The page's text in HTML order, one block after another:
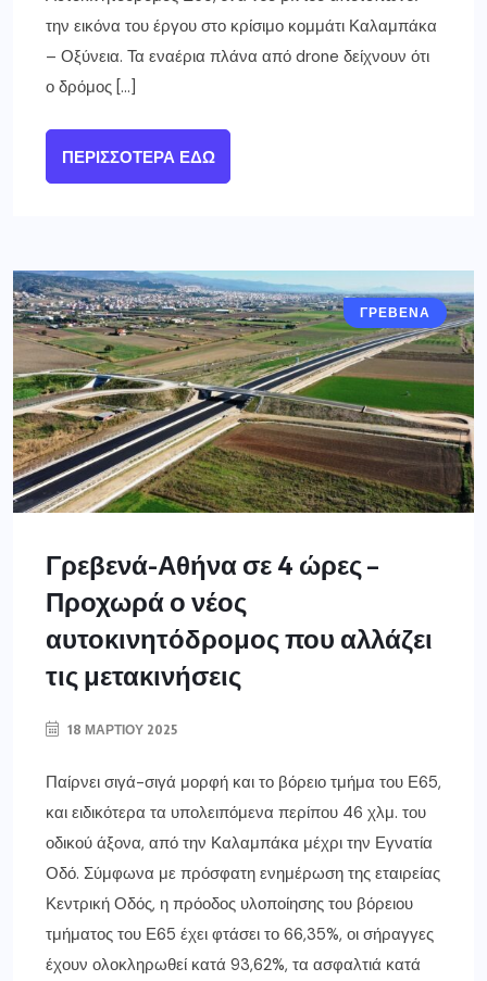
την εικόνα του έργου στο κρίσιμο κομμάτι Καλαμπάκα
– Οξύνεια. Τα εναέρια πλάνα από drone δείχνουν ότι
ο δρόμος […]
ΠΕΡΙΣΣΌΤΕΡΑ ΕΔΏ
ΓΡΕΒΕΝΑ
Γρεβενά-Αθήνα σε 4 ώρες –
Προχωρά ο νέος
αυτοκινητόδρομος που αλλάζει
τις μετακινήσεις
18 ΜΑΡΤΊΟΥ 2025
Παίρνει σιγά-σιγά μορφή και το βόρειο τμήμα του Ε65,
και ειδικότερα τα υπολειπόμενα περίπου 46 χλμ. του
οδικού άξονα, από την Καλαμπάκα μέχρι την Εγνατία
Οδό. Σύμφωνα με πρόσφατη ενημέρωση της εταιρείας
Κεντρική Οδός, η πρόοδος υλοποίησης του βόρειου
τμήματος του Ε65 έχει φτάσει το 66,35%, οι σήραγγες
έχουν ολοκληρωθεί κατά 93,62%, τα ασφαλτιά κατά